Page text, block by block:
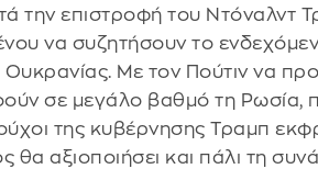
την επιστροφή του Ντόναλντ
να συζητήσουν το
Με τον Πούτιν να
σε μεγάλο βαθμό τη Ρωσία,
της κυβέρνησης Τραμπ
θα αξιοποιήσει και πάλι τη